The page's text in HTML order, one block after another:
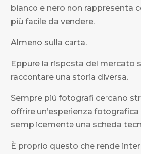
bianco e nero non rappresenta
più facile da vendere.
Almeno sulla carta.
Eppure la risposta del mercato
raccontare una storia diversa.
Sempre più fotografi cercano
offrire un’esperienza
semplicemente una scheda
È proprio questo che rende